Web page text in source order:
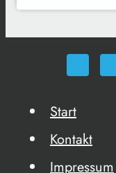
Start
Kontakt
Impressum